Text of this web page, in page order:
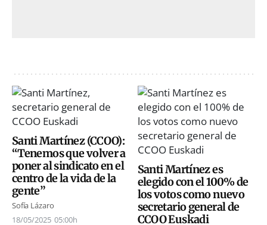
Santi Martínez (CCOO):
“Tenemos que volver a
poner al sindicato en el
centro de la vida de la
gente”
Sofía Lázaro
18/05/2025 05:00h
Santi Martínez es
elegido con el 100% de
los votos como nuevo
secretario general de
CCOO Euskadi